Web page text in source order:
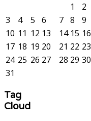
1
2
3
4 5 6 7 8
9
10 11 12 13 14 15 16
17 18 19 20 21 22 23
24 25 26 27 28 29 30
31
Tag
Cloud